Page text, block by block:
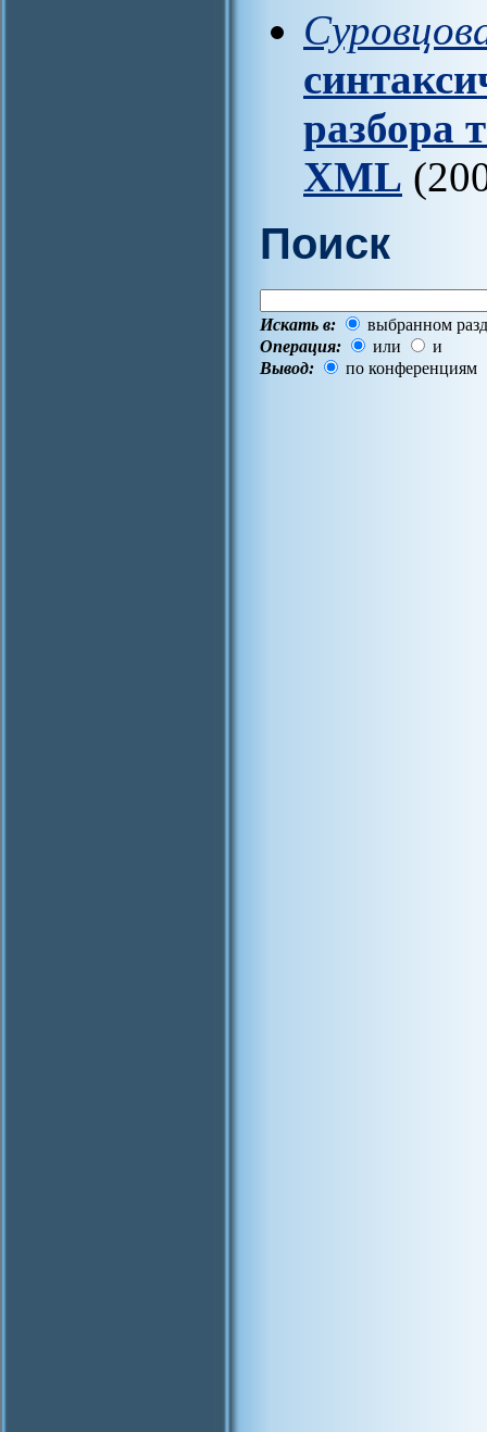
разбора
XML
Поиск
Искать в:
выбранном
Операция:
или
и
Вывод:
по конференциям